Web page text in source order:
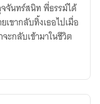
จันทร์สนิท พี่ธรรม์ได้
ขากลับทิ้งเธอไปเมื่อ
ะกลับเข้ามาในชีวิต